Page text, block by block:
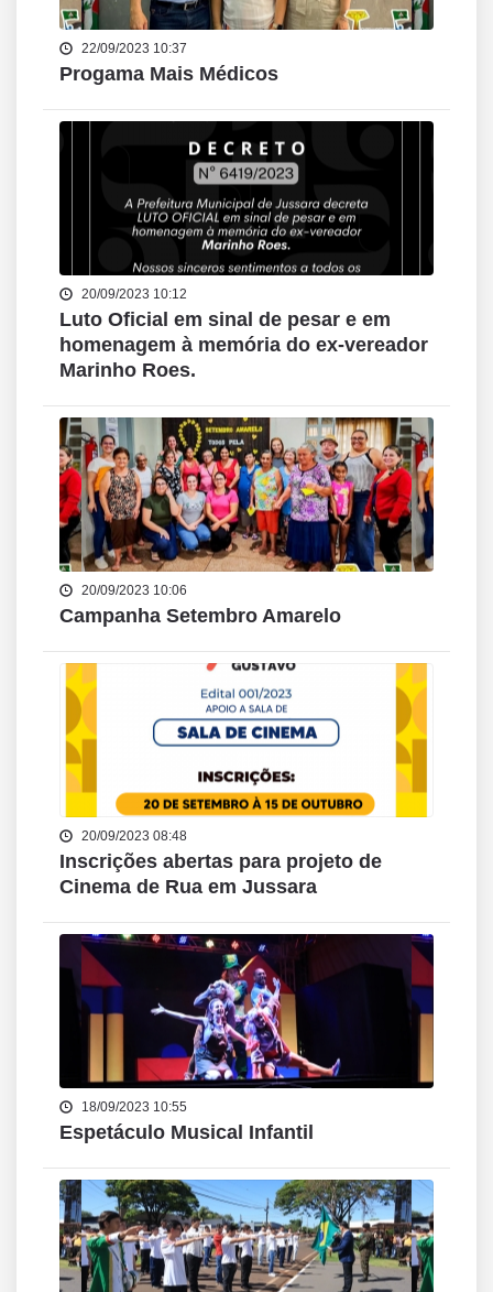
22/09/2023 10:37
Progama Mais Médicos
20/09/2023 10:12
Luto Oficial em sinal de pesar e em
homenagem à memória do ex-vereador
Marinho Roes.
20/09/2023 10:06
Campanha Setembro Amarelo
20/09/2023 08:48
Inscrições abertas para projeto de
Cinema de Rua em Jussara
18/09/2023 10:55
Espetáculo Musical Infantil